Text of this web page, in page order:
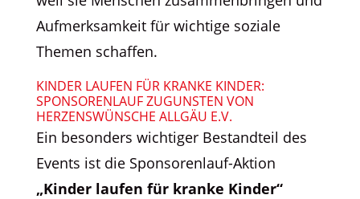
Aufmerksamkeit für wichtige soziale
Themen schaffen.
KINDER LAUFEN FÜR KRANKE KINDER:
SPONSORENLAUF ZUGUNSTEN VON
HERZENSWÜNSCHE ALLGÄU E.V.
Ein besonders wichtiger Bestandteil des
Events ist die Sponsorenlauf-Aktion
„Kinder laufen für kranke Kinder“